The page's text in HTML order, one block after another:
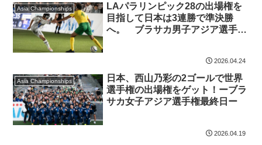
Asia Championships
LAパラリンピック28の出場権を
目指して日本は3連勝で準決勝
へ。 ブラサカ男子アジア選手権
2026.04.24
Asia Championships
日本、西山乃彩の2ゴールで世界
選手権の出場権をゲット！ーブラ
サカ女子アジア選手権最終日ー
2026.04.19